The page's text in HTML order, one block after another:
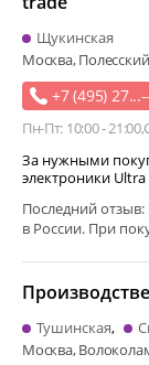
+7 (495) 27...
Пн-Пт: 10:00 - 21:00
Щукинская
Москва, Полесский
За нужными
электроники
Последний
в России. При
Тушинская
Москва,